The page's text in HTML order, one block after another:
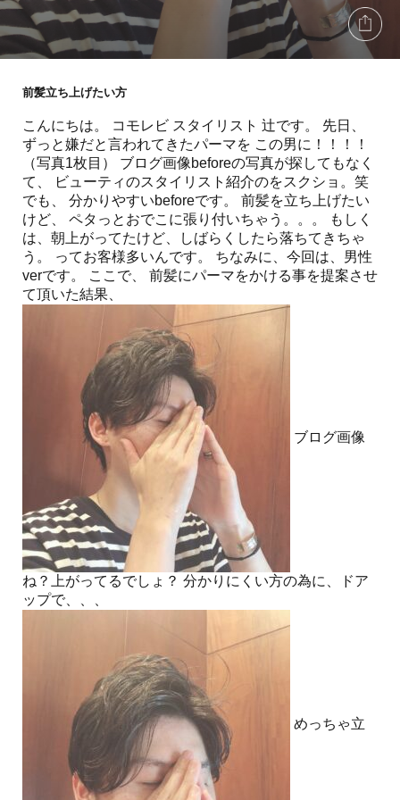
前髪立ち上げたい方
こんにちは。 コモレビ スタイリスト 辻です。 先日、
ずっと嫌だと言われてきたパーマを この男に！！！！
（写真1枚目） ブログ画像beforeの写真が探してもなく
て、 ビューティのスタイリスト紹介のをスクショ。笑
でも、 分かりやすいbeforeです。 前髪を立ち上げたい
けど、 ペタっとおでこに張り付いちゃう。。。 もしく
は、朝上がってたけど、しばらくしたら落ちてきちゃ
う。 ってお客様多いんです。 ちなみに、今回は、男性
verです。 ここで、 前髪にパーマをかける事を提案させ
て頂いた結果、
ブログ画像
ね？上がってるでしょ？ 分かりにくい方の為に、ドア
ップで、、、
めっちゃ立